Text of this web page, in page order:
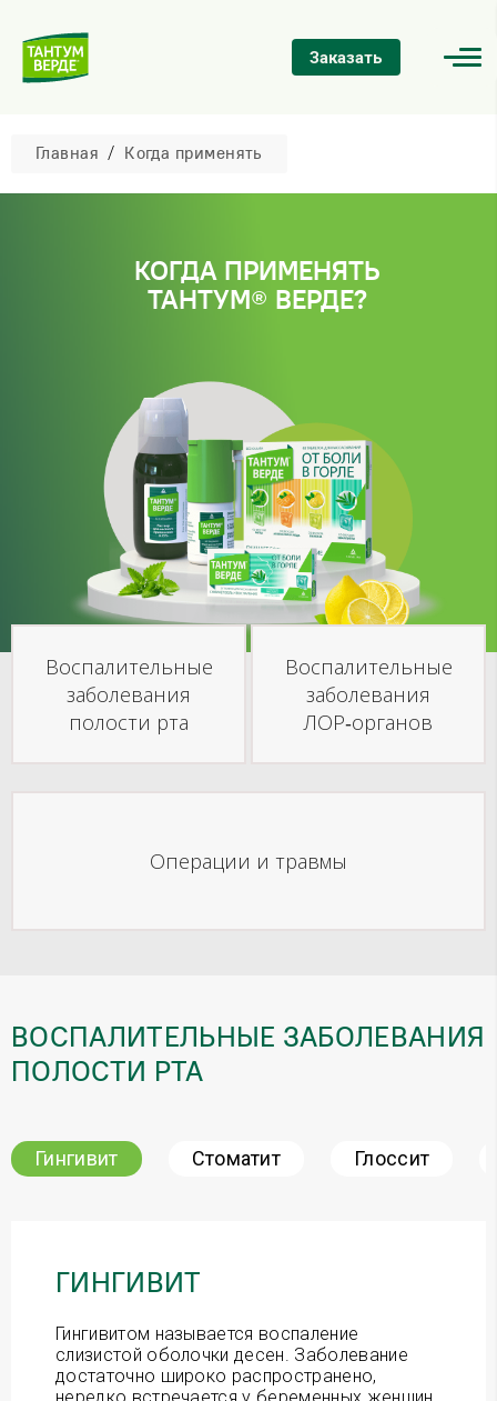
Заказать
Главная / Когда применять
КОГДА ПРИМЕНЯТЬ
ТАНТУМ® ВЕРДЕ?
Воспалительные
заболевания
полости рта
Воспалительные
заболевания
ЛОР‑органов
Операции и травмы
ВОСПАЛИТЕЛЬНЫЕ ЗАБОЛЕВАНИЯ
ПОЛОСТИ РТА
Гингивит Стоматит Глоссит
ГИНГИВИТ
Гингивитом называется воспаление
слизистой оболочки десен. Заболевание
достаточно широко распространено,